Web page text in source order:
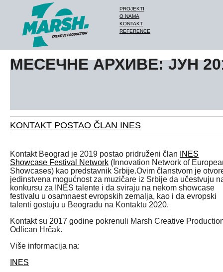
PROJEKTI
O NAMA
KONTAKT
REFERENCE
МЕСЕЧНЕ АРХИВЕ: ЈУН
KONTAKT POSTAO ČLAN INES
Kontakt Beograd je 2019 postao pridruženi član
INES
Showcase Festival Network (Innovation Network of
Showcases) kao predstavnik Srbije.Ovim članstvom je
jedinstvena mogućnost za muzičare iz Srbije da učestvuju
konkursu za INES talente i da sviraju na nekom showcase
festivalu u osamnaest evropskih zemalja, kao i da evropski
talenti gostuju u Beogradu na Kontaktu 2020.
Kontakt su 2017 godine pokrenuli Marsh Creative
Odlican Hrčak.
Više informacija na:
INES